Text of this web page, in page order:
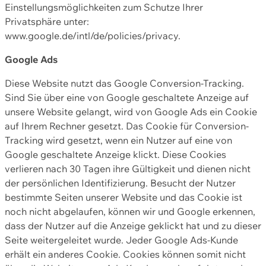
Einstellungsmöglichkeiten zum Schutze Ihrer
Privatsphäre unter:
www.google.de/intl/de/policies/privacy.
Google Ads
Diese Website nutzt das Google Conversion-Tracking.
Sind Sie über eine von Google geschaltete Anzeige auf
unsere Website gelangt, wird von Google Ads ein Cookie
auf Ihrem Rechner gesetzt. Das Cookie für Conversion-
Tracking wird gesetzt, wenn ein Nutzer auf eine von
Google geschaltete Anzeige klickt. Diese Cookies
verlieren nach 30 Tagen ihre Gültigkeit und dienen nicht
der persönlichen Identifizierung. Besucht der Nutzer
bestimmte Seiten unserer Website und das Cookie ist
noch nicht abgelaufen, können wir und Google erkennen,
dass der Nutzer auf die Anzeige geklickt hat und zu dieser
Seite weitergeleitet wurde. Jeder Google Ads-Kunde
erhält ein anderes Cookie. Cookies können somit nicht